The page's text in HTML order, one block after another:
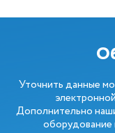
Уточнить данные
Дополнительно
оборудование